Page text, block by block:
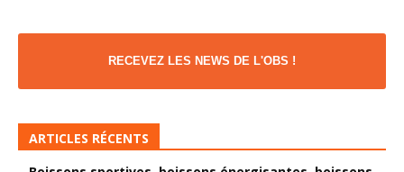
RECEVEZ LES NEWS DE L'OBS !
ARTICLES RÉCENTS